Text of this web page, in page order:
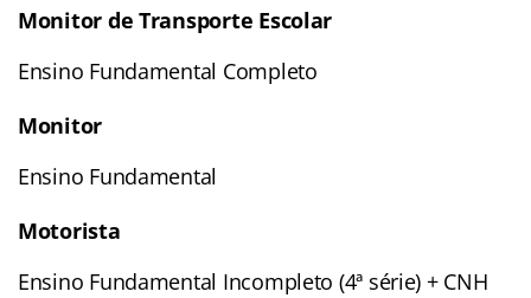
Monitor de Transporte Escolar
Ensino Fundamental Completo
Monitor
Ensino Fundamental
Motorista
Ensino Fundamental Incompleto (4ª série) + CNH